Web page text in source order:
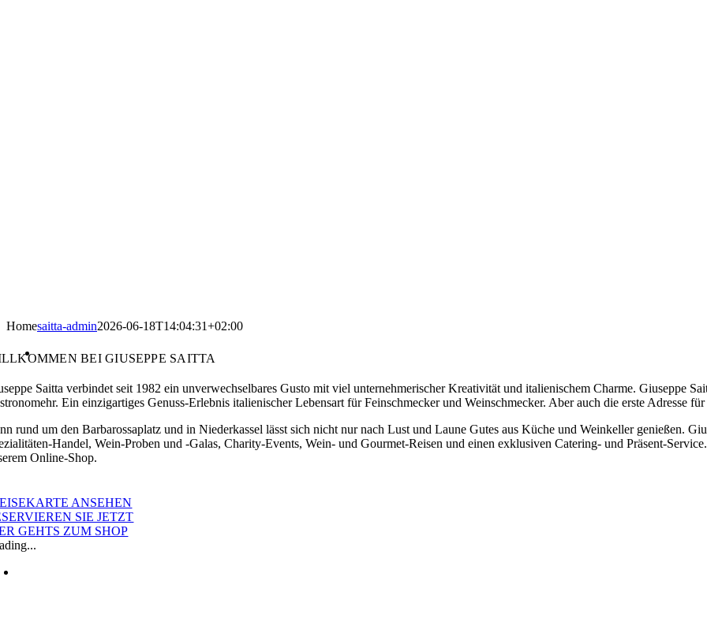
Homesaitta-admin2026-06-18T14:04:31+02:00
BEI GIUSEPPE SAITTA
Saitta verbindet seit 1982 ein unverwechselbares Gusto mit viel unternehmerischer Kreativität und italienischem Charme. Giuseppe
Ein einzigartiges Genuss-Erlebnis italienischer Lebensart für Feinschmecker und Weinschmecker. Aber auch die erste Adresse
rund um den Barbarossaplatz und in Niederkassel lässt sich nicht nur nach Lust und Laune Gutes aus Küche und Weinkeller genießen.
Handel, Wein-Proben und -Galas, Charity-Events, Wein- und Gourmet-Reisen und einen exklusiven Catering- und Präsent-
Online-Shop.
ANSEHEN
SIE JETZT
GEHTS ZUM SHOP